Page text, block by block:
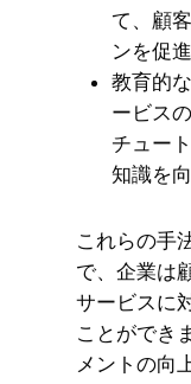
て、顧
ンを促
教育的
ービス
チュー
知識を
これらの手
で、企業は
サービスに
ことができ
メントの向